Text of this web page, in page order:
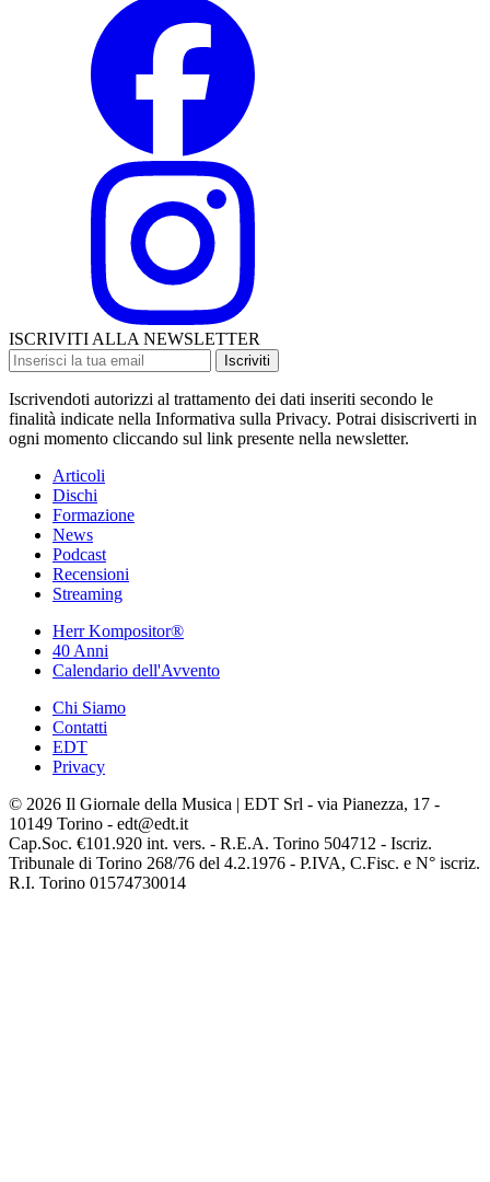
ISCRIVITI ALLA NEWSLETTER
Iscriviti
Iscrivendoti autorizzi al trattamento dei dati inseriti secondo le
finalità indicate nella Informativa sulla Privacy. Potrai disiscriverti in
ogni momento cliccando sul link presente nella newsletter.
Articoli
Dischi
Formazione
News
Podcast
Recensioni
Streaming
Herr Kompositor®
40 Anni
Calendario dell'Avvento
Chi Siamo
Contatti
EDT
Privacy
© 2026 Il Giornale della Musica | EDT Srl - via Pianezza, 17 -
10149 Torino - edt@edt.it
Cap.Soc. €101.920 int. vers. - R.E.A. Torino 504712 - Iscriz.
Tribunale di Torino 268/76 del 4.2.1976 - P.IVA, C.Fisc. e N° iscriz.
R.I. Torino 01574730014